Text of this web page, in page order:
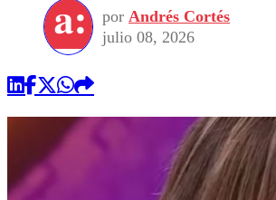
Seleccion Chilena
Torneo Internacional
Universidad de Chile
Economía
Internacional
Sustentabilidad
Publicaciones en medios
Opinión
por Andrés Cortés
julio 08, 2026